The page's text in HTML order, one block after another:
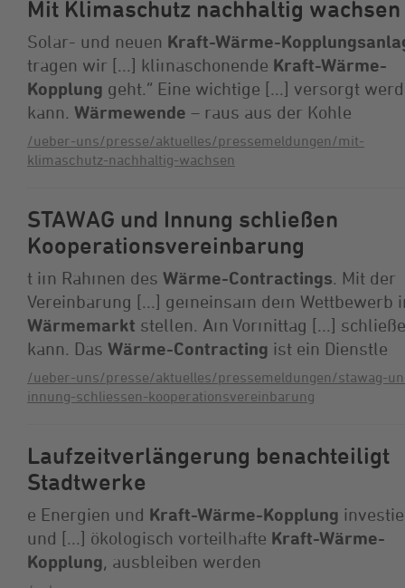
Mit Klimaschutz nachhaltig wachsen
Solar- und neuen Kraft-Wärme-
tragen wir [...] klimaschonende Kraft-Wärme-
Kopplung geht.“ Eine wichtige [...] versorgt
kann. Wärmewende – raus aus der Kohle
/ueber-uns/presse/aktuelles/pressemeldungen/mit-
klimaschutz-nachhaltig-wachsen
STAWAG und Innung schließen
Kooperationsvereinbarung
t im Rahmen des Wärme-Contractings. Mit der
Vereinbarung [...] gemeinsam dem Wettbewerb
Wärmemarkt stellen. Am Vormittag [...]
kann. Das Wärme-Contracting ist ein Dienstle
/ueber-uns/presse/aktuelles/pressemeldungen/stawag-
innung-schliessen-kooperationsvereinbarung
Laufzeitverlängerung benachteiligt
Stadtwerke
e Energien und Kraft-Wärme-Kopplung
und [...] ökologisch vorteilhafte Kraft-Wärme-
Kopplung, ausbleiben werden